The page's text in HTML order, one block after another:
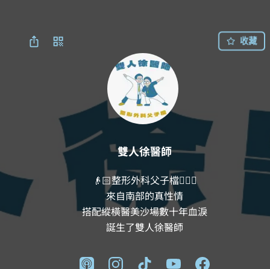
雙人徐醫師
👴🏻整形外科父子檔🧔🏻‍♂️
來自南部的真性情
搭配縱橫醫美沙場數十年血淚
誕生了雙人徐醫師
收藏